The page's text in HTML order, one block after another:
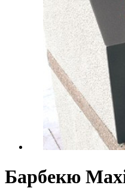
Барбекю